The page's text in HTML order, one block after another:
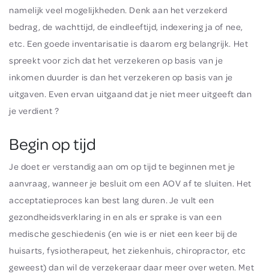
namelijk veel mogelijkheden. Denk aan het verzekerd
bedrag, de wachttijd, de eindleeftijd, indexering ja of nee,
etc. Een goede inventarisatie is daarom erg belangrijk. Het
spreekt voor zich dat het verzekeren op basis van je
inkomen duurder is dan het verzekeren op basis van je
uitgaven. Even ervan uitgaand dat je niet meer uitgeeft dan
je verdient ?
Begin op tijd
Je doet er verstandig aan om op tijd te beginnen met je
aanvraag, wanneer je besluit om een AOV af te sluiten. Het
acceptatieproces kan best lang duren. Je vult een
gezondheidsverklaring in en als er sprake is van een
medische geschiedenis (en wie is er niet een keer bij de
huisarts, fysiotherapeut, het ziekenhuis, chiropractor, etc
geweest) dan wil de verzekeraar daar meer over weten. Met